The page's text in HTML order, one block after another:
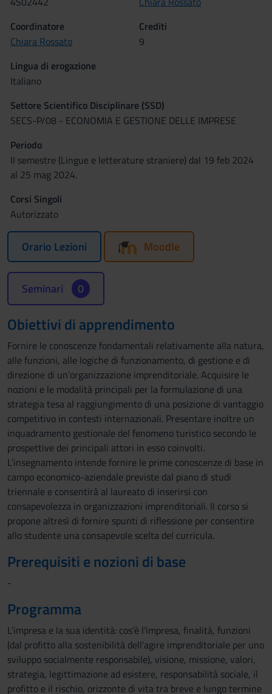
Coordinatore
Chiara Rossato
Crediti
9
Lingua di erogazione
Italiano
Settore Scientifico Disciplinare (SSD)
SECS-P/08 - ECONOMIA E GESTIONE DELLE IMPRESE
Periodo
II semestre (Lingue e letterature straniere) dal 19 feb 2024
al 25 mag 2024.
Corsi Singoli
Autorizzato
Orario Lezioni Moodle
Seminari 0
Obiettivi di apprendimento
Fornire le conoscenze fondamentali relativamente alla natura,
alle funzioni, alle logiche di funzionamento, di gestione e di
direzione di un’organizzazione imprenditoriale. Acquisire le
nozioni e le modalità principali per la formulazione di una
strategia tesa al raggiungimento di una posizione di vantaggio
competitivo in contesti internazionali. Presentare inoltre un
inquadramento gestionale del fenomeno turistico secondo le
prospettive dei principali attori in esso coinvolti.
L’insegnamento intende fornire le prime conoscenze di base in
campo economico-aziendale previste dal piano di studi
triennale e consentirà al laureato di inserirsi con
consapevolezza in organizzazioni imprenditoriali. Il corso si
propone altresì di fornire spunti di riflessione per consentire
allo studente una consapevole scelta del curricula.
Prerequisiti e nozioni di base
-
Programma
L’impresa e la sua identità: cos’è l'impresa, finalità, funzioni
(dal profitto alla sostenibilità dell'agire imprenditoriale per uno
sviluppo socialmente responsabile), visione, missione, valori,
strategia, legittimazione ad esistere, responsabilità sociale, il
profitto e il rischio, orizzonte di vita tra breve e lungo termine